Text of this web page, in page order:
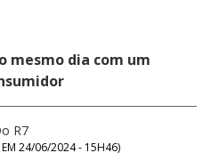
mesmo dia com um
R7
24/06/2024 - 15H46)